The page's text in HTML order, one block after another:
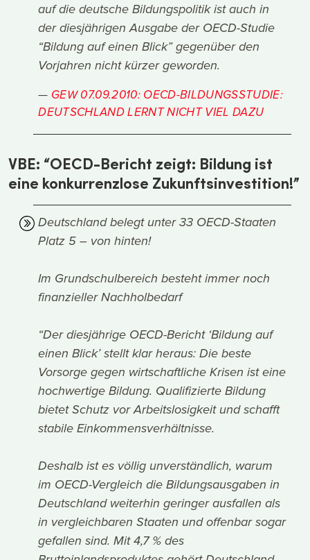
auf die deutsche Bildungspolitik ist auch in
der diesjährigen Ausgabe der OECD-Studie
“Bildung auf einen Blick” gegenüber den
Vorjahren nicht kürzer geworden.
GEW 07.09.2010: OECD-BILDUNGSSTUDIE:
DEUTSCHLAND LERNT NICHT VIEL DAZU
VBE: “OECD-Bericht zeigt: Bildung ist
eine konkurrenzlose Zukunftsinvestition!”
Deutschland belegt unter 33 OECD-Staaten
Platz 5 – von hinten!
Im Grundschulbereich besteht immer noch
finanzieller Nachholbedarf
“Der diesjährige OECD-Bericht ‘Bildung auf
einen Blick’ stellt klar heraus: Die beste
Vorsorge gegen wirtschaftliche Krisen ist eine
hochwertige Bildung. Qualifizierte Bildung
bietet Schutz vor Arbeitslosigkeit und schafft
stabile Einkommensverhältnisse.
Deshalb ist es völlig unverständlich, warum
im OECD-Vergleich die Bildungsausgaben in
Deutschland weiterhin geringer ausfallen als
in vergleichbaren Staaten und offenbar sogar
gefallen sind. Mit 4,7 % des